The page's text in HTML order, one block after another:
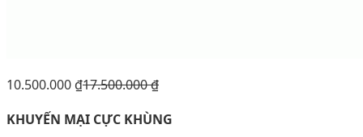
10.500.000 ₫17.500.000₫
KHUYẾN MẠI CỰC KHÙNG